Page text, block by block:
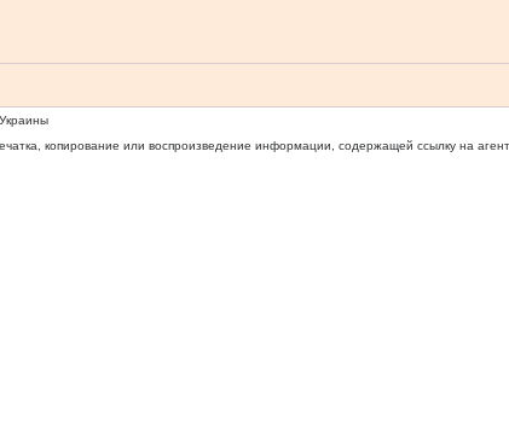
копирование или воспроизведение информации, содержащей ссылку на